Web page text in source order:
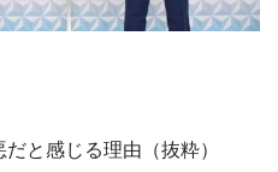
と感じる理由（抜粋）